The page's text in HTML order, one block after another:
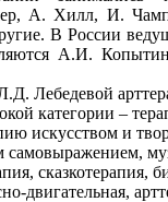
А. Хилл, И.
В России
А.И.
Лебедевой
категории –
искусством и
самовыражением,
сказкотерапия,
двигательная,